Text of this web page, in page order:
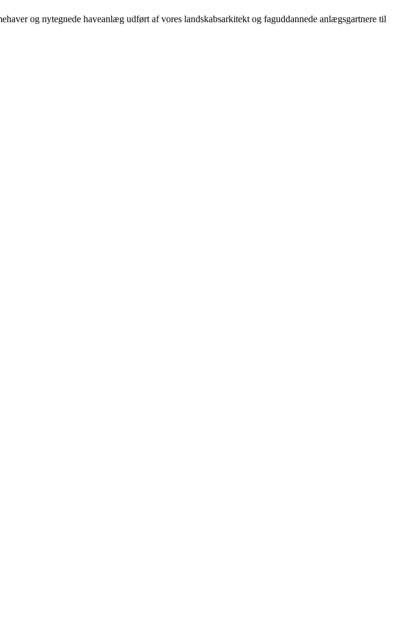
og nytegnede haveanlæg udført af vores landskabsarkitekt og faguddannede anlægsgartnere til